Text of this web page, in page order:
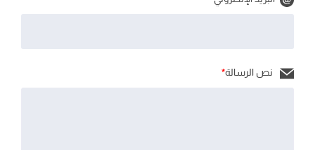
نص الرسالة*